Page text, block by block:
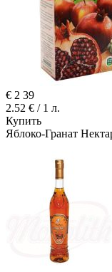
€ 2 39
2.52 € / 1 л.
Купить
Яблоко-Гранат